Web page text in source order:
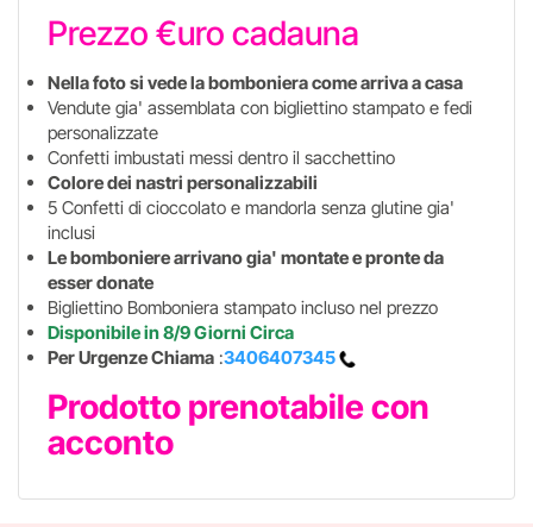
Prezzo €uro cadauna
Nella foto si vede la bomboniera come arriva a casa
Vendute gia' assemblata con bigliettino stampato e fedi
personalizzate
Confetti imbustati messi dentro il sacchettino
Colore dei nastri personalizzabili
5 Confetti di cioccolato e mandorla senza glutine gia'
inclusi
Le bomboniere arrivano gia' montate e pronte da
esser donate
Bigliettino Bomboniera stampato incluso nel prezzo
Disponibile in 8/9 Giorni Circa
Per Urgenze Chiama :3406407345
Prodotto prenotabile con
acconto